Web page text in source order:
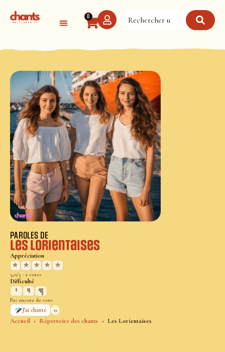
0
Accueil Répertoire des chants Les Lorientaises
PAROLES DE
Les Lorientaises
Appréciation
★
★ ★ ★ ★
5,0/5 · 2 votes
Difficulté
Pas encore de vote
J’ai chanté
0